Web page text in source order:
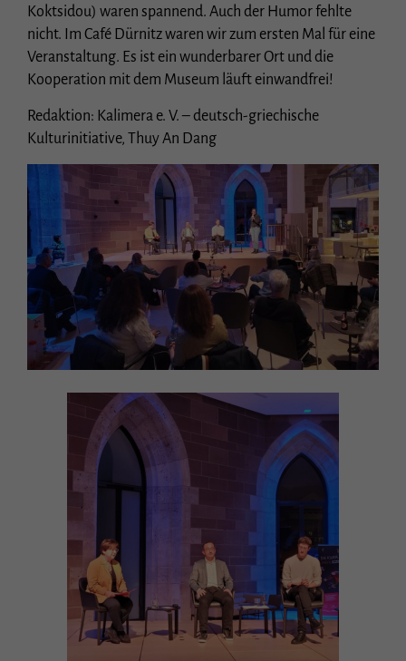
Koktsidou) waren spannend. Auch der Humor fehlte
nicht. Im Café Dürnitz waren wir zum ersten Mal für eine
Veranstaltung. Es ist ein wunderbarer Ort und die
Kooperation mit dem Museum läuft einwandfrei!
Redaktion: Kalimera e. V. – deutsch-griechische
Kulturinitiative, Thuy An Dang
Essenzielle Cookies ermöglichen grundlegende Funktionen und sind für die
Cookie-Informationen anzeigen
Statistiken (1)
Statistik Cookies erfassen Informationen anonym. Diese Informationen helfen uns
Cookie-Informationen anzeigen
Externe Medien (3)
Inhalte von Videoplattformen und Social-Media-Plattformen werden
standardmäßig blockiert. Wenn Cookies von externen Medien akzeptiert werden,
bedarf der Zugriff auf diese Inhalte keiner manuellen Einwilligung mehr.
Cookie-Informationen anzeigen
Datenschutzerklärung Impressum